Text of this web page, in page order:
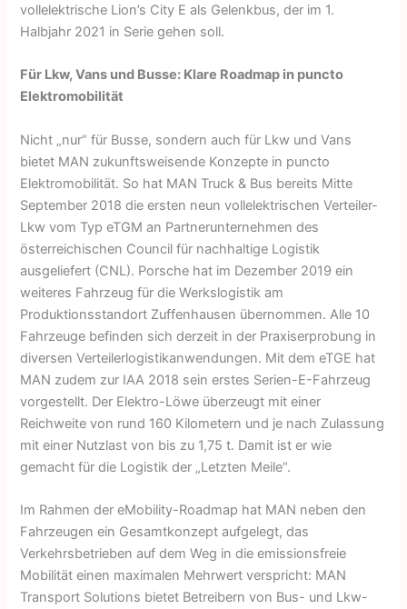
vollelektrische Lion’s City E als Gelenkbus, der im 1.
Halbjahr 2021 in Serie gehen soll.
Für Lkw, Vans und Busse: Klare Roadmap in puncto
Elektromobilität
Nicht „nur“ für Busse, sondern auch für Lkw und Vans
bietet MAN zukunftsweisende Konzepte in puncto
Elektromobilität. So hat MAN Truck & Bus bereits Mitte
September 2018 die ersten neun vollelektrischen Verteiler-
Lkw vom Typ eTGM an Partnerunternehmen des
österreichischen Council für nachhaltige Logistik
ausgeliefert (CNL). Porsche hat im Dezember 2019 ein
weiteres Fahrzeug für die Werkslogistik am
Produktionsstandort Zuffenhausen übernommen. Alle 10
Fahrzeuge befinden sich derzeit in der Praxiserprobung in
diversen Verteilerlogistikanwendungen. Mit dem eTGE hat
MAN zudem zur IAA 2018 sein erstes Serien-E-Fahrzeug
vorgestellt. Der Elektro-Löwe überzeugt mit einer
Reichweite von rund 160 Kilometern und je nach Zulassung
mit einer Nutzlast von bis zu 1,75 t. Damit ist er wie
gemacht für die Logistik der „Letzten Meile“.
Im Rahmen der eMobility-Roadmap hat MAN neben den
Fahrzeugen ein Gesamtkonzept aufgelegt, das
Verkehrsbetrieben auf dem Weg in die emissionsfreie
Mobilität einen maximalen Mehrwert verspricht: MAN
Transport Solutions bietet Betreibern von Bus- und Lkw-